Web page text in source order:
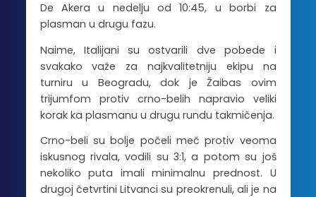
De Akera u nedelju od 10:45, u borbi za
plasman u drugu fazu.
Naime, Italijani su ostvarili dve pobede i
svakako važe za najkvalitetniju ekipu na
turniru u Beogradu, dok je Žaibas ovim
trijumfom protiv crno-belih napravio veliki
korak ka plasmanu u drugu rundu takmičenja.
Crno-beli su bolje počeli meč protiv veoma
iskusnog rivala, vodili su 3:1, a potom su još
nekoliko puta imali minimalnu prednost. U
drugoj četvrtini Litvanci su preokrenuli, ali je na